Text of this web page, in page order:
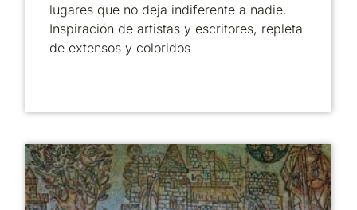
lugares que no deja indiferente a nadie.
Inspiración de artistas y escritores, repleta
de extensos y coloridos